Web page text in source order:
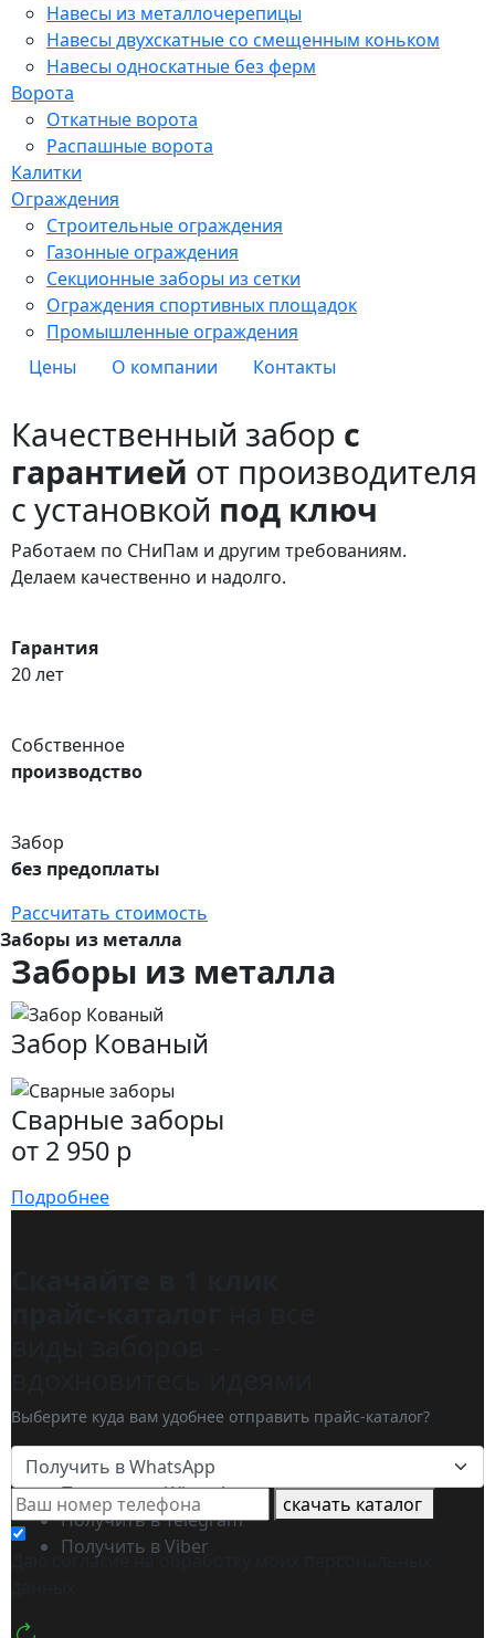
Навесы из металлочерепицы
Навесы двухскатные со смещенным коньком
Навесы односкатные без ферм
Ворота
Откатные ворота
Распашные ворота
Калитки
Ограждения
Строительные ограждения
Газонные ограждения
Секционные заборы из сетки
Ограждения спортивных площадок
Промышленные ограждения
Цены
О компании Контакты
Качественный забор с
гарантией от производителя
с установкой под ключ
Работаем по СНиПам и другим требованиям.
Делаем качественно и надолго.
Гарантия
20 лет
Собственное
производство
Забор
без предоплаты
Рассчитать стоимость
Заборы из металла
Заборы из металла
Забор Кованый
Сварные заборы
от 2 950 р
Подробнее
Выберите куда вам удобнее отправить прайс-каталог?
Получить в WhatsApp
Получить в WhatsApp
Получить в Telegram
Получить в Viber
скачать каталог
Даю согласие на обработку моих